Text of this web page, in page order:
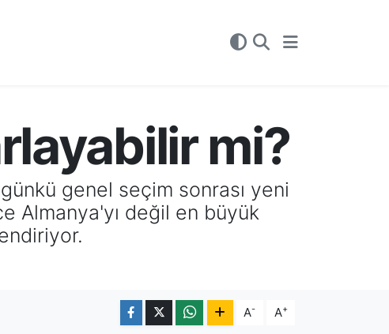
mi?
genel seçim sonrası yeni
Almanya'yı değil en büyük
A- A+